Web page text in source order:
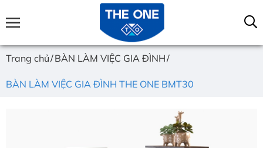
Trang chủ BÀN LÀM VIỆC GIA ĐÌNH
BÀN LÀM VIỆC GIA ĐÌNH THE ONE BMT30